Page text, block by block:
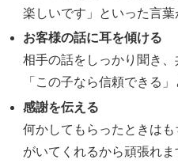
楽しいです」といった言葉
お客様の話に耳を傾ける
相手の話をしっかり聞き
「この子なら信頼できる
感謝を伝える
何かしてもらったときは
がいてくれるから頑張れ